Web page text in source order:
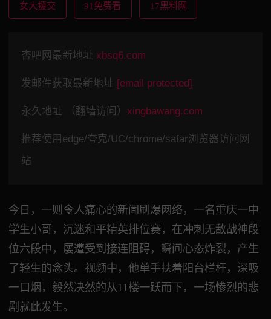
女大援交 91免费看 17黑料网
杏吧网最新地址 xbsq6.com
发邮件获取最新地址 [email protected]
永久地址 （翻墙访问） xingbawang.com
推荐使用edge/夸克/UC/chrome/safar浏览器访问网
站
今日，一则令人痛心的新闻刷爆网络，一名重庆一中
学生小哥，沉迷和平精英排位赛，在冲刺无敌战神段
位六段中，屡遭受到接连阻碍，瞬间心态炸裂，产生
了轻生的念头。视频中，他单手扶着阳台栏杆，深吸
一口烟，毅然决然的从11楼一跃而下，一场惨烈的悲
剧就此发生。